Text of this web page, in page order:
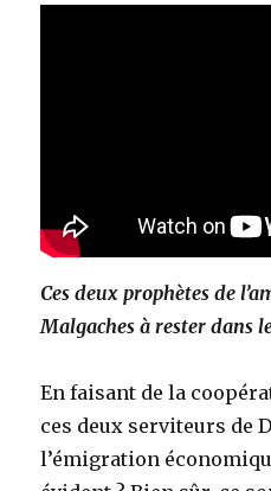
Ces deux prophètes de
Malgaches à rester dans
En faisant de la
ces deux serviteurs de
l’émigration